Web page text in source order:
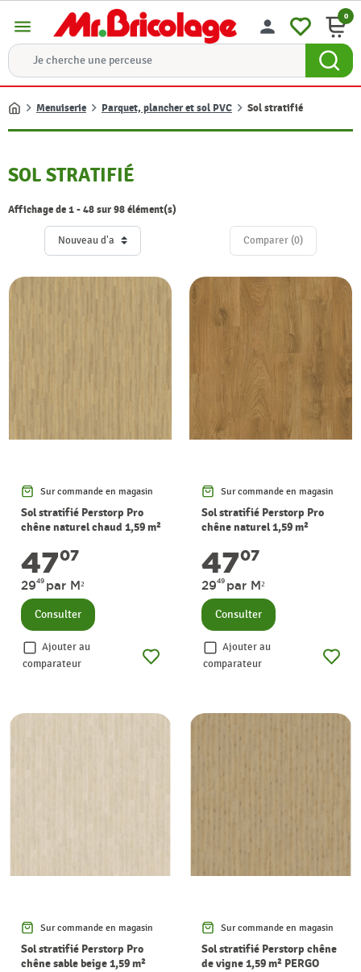
menu person 0
Accueil
Menuiserie Parquet, plancher et sol PVC Sol stratifié
SOL STRATIFIÉ
Affichage de 1 - 48 sur 98 élément(s)
Comparer (0)‎
Sur commande en magasin
Sol stratifié Perstorp Pro
chêne naturel chaud 1,59 m²
4707
2949 par M²
Consulter
Ajouter au
comparateur
Sur commande en magasin
Sol stratifié Perstorp Pro
chêne naturel 1,59 m²
4707
2949 par M²
Consulter
Ajouter au
comparateur
Sur commande en magasin
Sol stratifié Perstorp Pro
chêne sable beige 1,59 m²
Sur commande en magasin
Sol stratifié Perstorp chêne
de vigne 1,59 m² PERGO